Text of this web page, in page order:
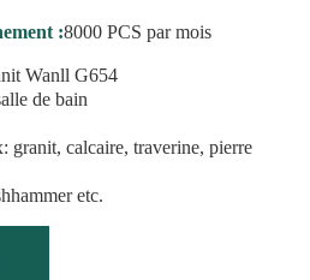
:8000 PCS par mois
Wanll G654
de bain
granit, calcaire, traverine, pierre
etc.